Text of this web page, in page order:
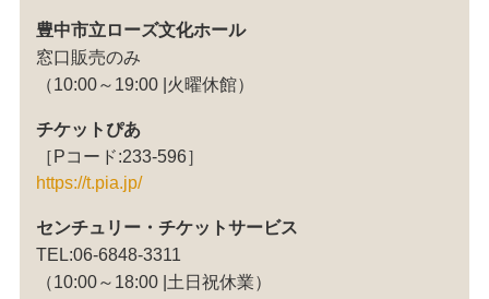
豊中市立ローズ文化ホール
窓口販売のみ
（10:00～19:00 |火曜休館）
チケットぴあ
［Pコード:233-596］
https://t.pia.jp/
センチュリー・チケットサービス
TEL:06-6848-3311
（10:00～18:00 |土日祝休業）